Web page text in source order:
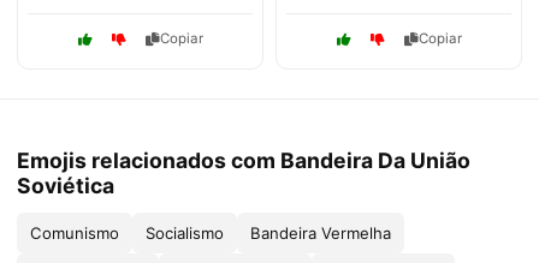
Copiar Copiar
Emojis relacionados com Bandeira Da União
Soviética
Comunismo Socialismo Bandeira Vermelha